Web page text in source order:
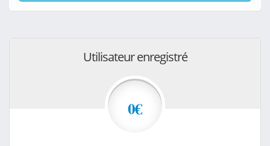
Utilisateur enregistré
0€